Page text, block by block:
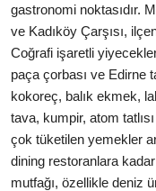
İletişim
Şehirler
Helal Gıda & Dini
Gıda Güvenliği &
Kalori & Diyet
gastronomi noktasıdır.
ve Kadıköy Çarşısı,
Coğrafi işaretli
paça çorbası ve Edirne
kokoreç, balık ekmek,
tava, kumpir, atom
çok tüketilen yemekler
dining restoranlara
mutfağı, özellikle deniz